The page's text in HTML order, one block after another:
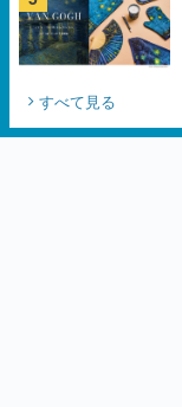
すべて見る